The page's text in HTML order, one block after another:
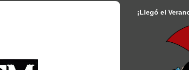
¡Llegó el